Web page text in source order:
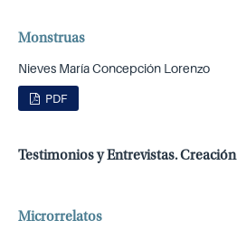
Monstruas
Nieves María Concepción Lorenzo
PDF
Testimonios y Entrevistas. Creación
Microrrelatos